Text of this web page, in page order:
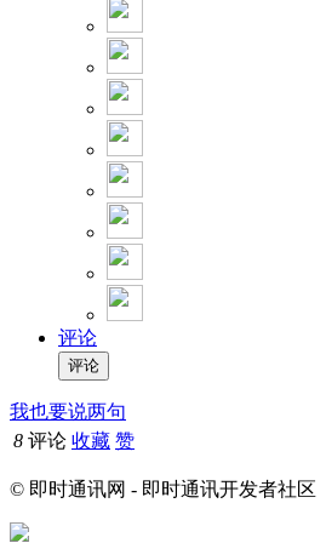
评论
我也要说两句
8 评论 收藏 赞
© 即时通讯网 - 即时通讯开发者社区